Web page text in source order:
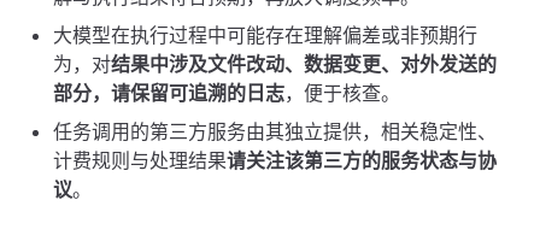
大模型在执行过程中可能存在理解偏差或非预期行
为，对结果中涉及文件改动、数据变更、对外发送的
部分，请保留可追溯的日志，便于核查。
任务调用的第三方服务由其独立提供，相关稳定性、
计费规则与处理结果请关注该第三方的服务状态与协
议。